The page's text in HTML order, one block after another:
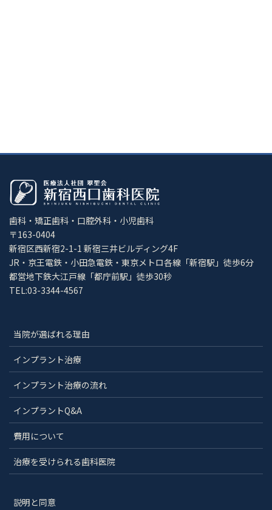
歯科・矯正歯科・口腔外科・小児歯科
〒163-0404
新宿区西新宿2-1-1 新宿三井ビルディング4F
JR・京王電鉄・小田急電鉄・東京メトロ各線「新宿駅」徒歩6分
都営地下鉄大江戸線「都庁前駅」徒歩30秒
TEL:03-3344-4567
当院が選ばれる理由
インプラント治療
インプラント治療の流れ
インプラントQ&A
費用について
治療を受けられる歯科医院
説明と同意